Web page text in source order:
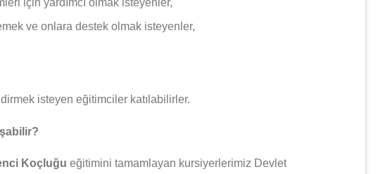
ve onlara destek olmak isteyenler,
isteyen eğitimciler katılabilirler.
Koçluğu eğitimini tamamlayan kursiyerlerimiz Devlet